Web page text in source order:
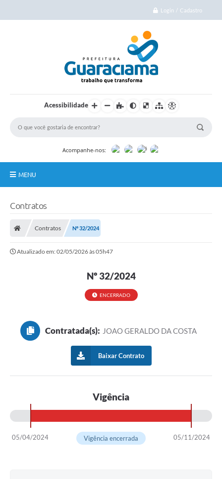
Login / Cadastro
Acessibilidade
Acompanhe-nos:
MENU
Secretarias
Galeria de Fotos
Carta de Serviços
Contratos
Contratos Nº 32/2024
Atualizado em: 02/05/2026 às 05h47
Nº 32/2024
ENCERRADO
Contratada(s): JOAO GERALDO DA COSTA
Baixar Contrato
Vigência
05/04/2024 05/11/2024
Vigência encerrada